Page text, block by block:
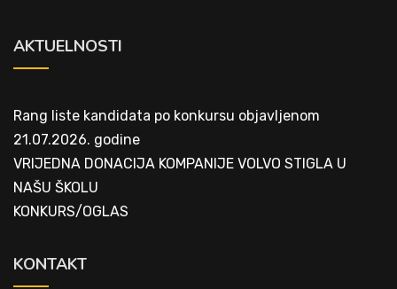
AKTUELNOSTI
Rang liste kandidata po konkursu objavljenom
21.07.2026. godine
VRIJEDNA DONACIJA KOMPANIJE VOLVO STIGLA U
NAŠU ŠKOLU
KONKURS/OGLAS
KONTAKT